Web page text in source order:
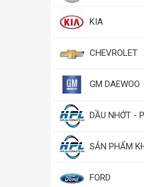
KIA
CHEVROLET
GM DAEWOO
DẦU NHỚT -
SẢN PHẨM
FORD